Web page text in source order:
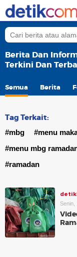
Berita Dan
Terkini Dan
Semua Berita
Tag Terkait:
#mbg #menu
#menu mbg
#ramadan
Senin,